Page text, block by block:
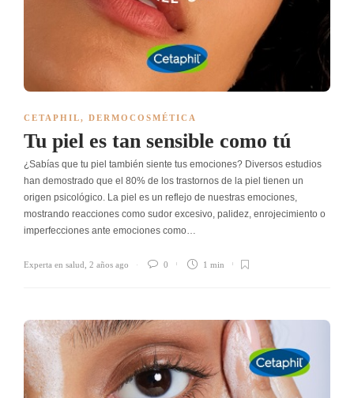
CETAPHIL, DERMOCOSMÉTICA
Tu piel es tan sensible como tú
¿Sabías que tu piel también siente tus emociones? Diversos estudios
han demostrado que el 80% de los trastornos de la piel tienen un
origen psicológico. La piel es un reflejo de nuestras emociones,
mostrando reacciones como sudor excesivo, palidez, enrojecimiento o
imperfecciones ante emociones como…
Experta en salud 2 años ago 0 1 min